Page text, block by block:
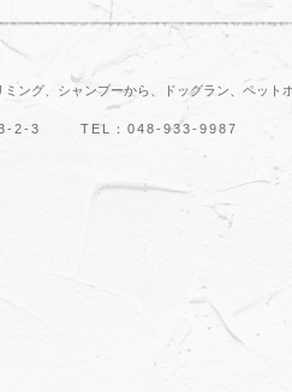
ミング、シャンプーから、ドッグラン、ペット
2-3 TEL：048-933-9987